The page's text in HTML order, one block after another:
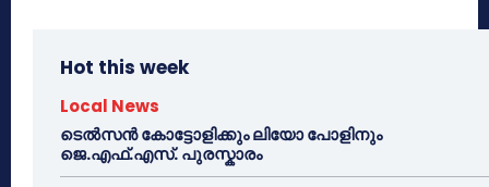
Hot this week
Local News
ടെൽസൻ കോട്ടോളിക്കും ലിയോ പോളിനും
ജെ.എഫ്.എസ്. പുരസ്കാരം